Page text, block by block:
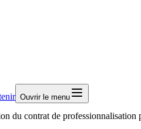
Ouvrir le menu
du contrat de professionnalisation